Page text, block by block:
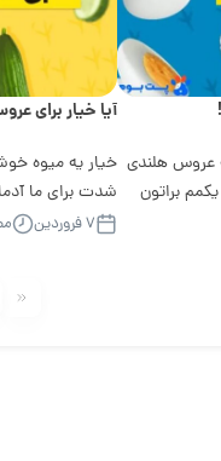
عروس هلندی
براتون
آیا خیار برای
خیار یه میوه
شدت برای ما
۷ فروردین